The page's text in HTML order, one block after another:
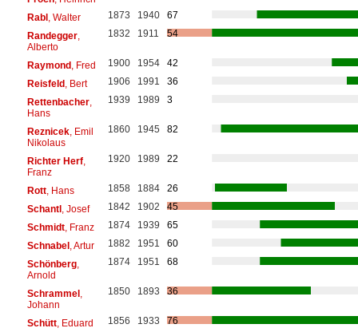
Rabl, Walter 1873 1940
67
Randegger,
Alberto
1832 1911 54
Raymond, Fred 1900 1954
42
Reisfeld, Bert 1906 1991
36
Rettenbacher,
Hans
1939 1989 3
Reznicek, Emil
Nikolaus
1860 1945 82
Richter Herf,
Franz
1920 1989 22
Rott, Hans 1858 1884
26
Schantl, Josef 1842 1902
45
Schmidt, Franz 1874 1939
65
Schnabel, Artur 1882 1951
60
Schönberg,
Arnold
1874 1951 68
Schrammel,
Johann
1850 1893 36
Schütt, Eduard 1856 1933
76